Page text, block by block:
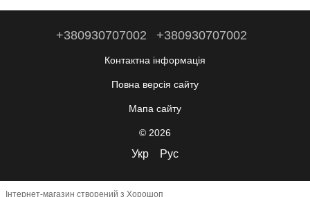
+380930707002 +380930707002
Контактна інформація
Повна версія сайту
Мапа сайту
© 2026
Укр Рус
Інтернет-магазин створений з Хорошоп